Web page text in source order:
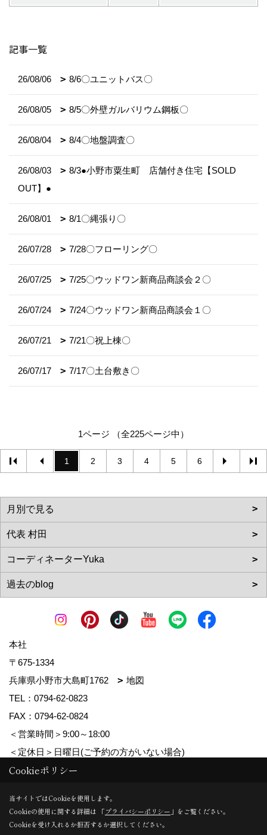
記事一覧
26/08/06 8/6〇ユニットバス〇
26/08/05 8/5〇外壁ガルバリウム鋼板〇
26/08/04 8/4〇地盤調査〇
26/08/03
8/3●小野市粟生町 店舗付き住宅【SOLD
OUT】●
26/08/01 8/1〇縄張り〇
26/07/28 7/28〇フローリング〇
26/07/25 7/25〇ウッドワン新商品商談会２〇
26/07/24 7/24〇ウッドワン新商品商談会１〇
26/07/21 7/21〇祝上棟〇
26/07/17 7/17〇土台敷き〇
1ページ （全225ページ中）
1 2 3 4 5 6
本社
〒675-1334
兵庫県小野市大島町1762
地図
TEL： 0794-62-0823
FAX：0794-62-0824
＜営業時間＞9:00～18:00
＜定休日＞日曜日(ご予約の方がいない場合)
Copyright (c) MDhomes. All Rights Reserved.
Produced byゴデスクリエイト
Cookieポリシー
当サイトではCookieを使用します。
Cookieの使用に関する詳細は 「プライバシーポリシー 」をご覧ください。
Cookieを受け入れるか拒否するか選択してください。